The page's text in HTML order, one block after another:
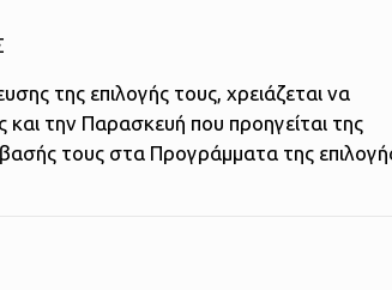
της επιλογής τους, χρειάζεται να
την Παρασκευή που προηγείται της
τους στα Προγράμματα της